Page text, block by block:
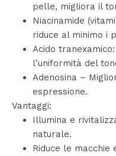
pelle, migliora il
Niacinamide
riduce al minimo i
Acido
l’uniformità del
Adenosina –
espressione.
Vantaggi:
Illumina e
naturale.
Riduce le macchie